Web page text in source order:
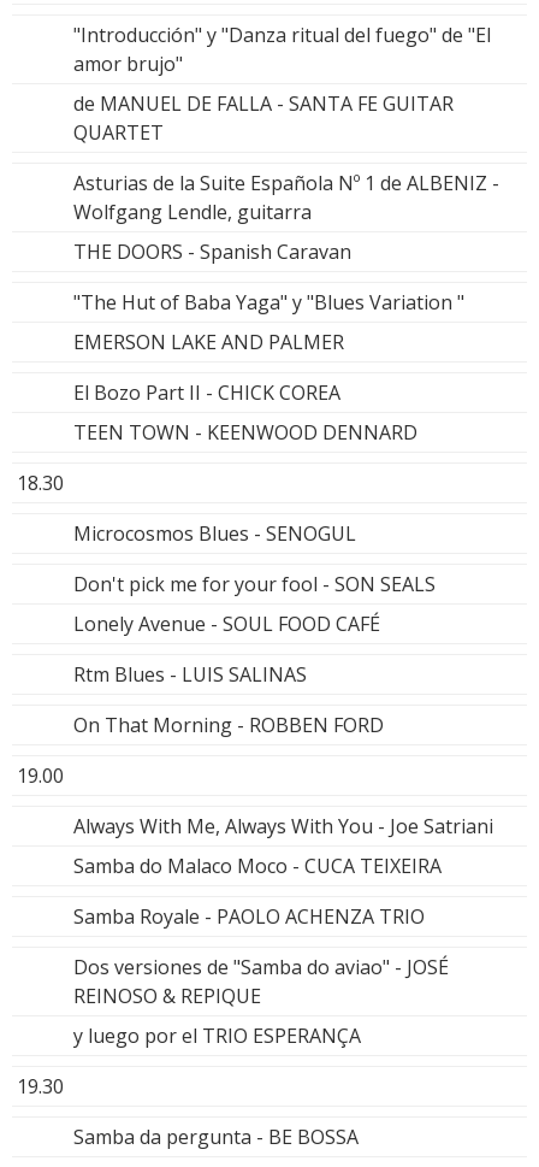
"Introducción" y "Danza ritual del fuego" de "El
amor brujo"
de MANUEL DE FALLA - SANTA FE GUITAR
QUARTET
Asturias de la Suite Española Nº 1 de ALBENIZ -
Wolfgang Lendle, guitarra
THE DOORS - Spanish Caravan
"The Hut of Baba Yaga" y "Blues Variation "
EMERSON LAKE AND PALMER
El Bozo Part II - CHICK COREA
TEEN TOWN - KEENWOOD DENNARD
18.30
Microcosmos Blues - SENOGUL
Don't pick me for your fool - SON SEALS
Lonely Avenue - SOUL FOOD CAFÉ
Rtm Blues - LUIS SALINAS
On That Morning - ROBBEN FORD
19.00
Always With Me, Always With You - Joe Satriani
Samba do Malaco Moco - CUCA TEIXEIRA
Samba Royale - PAOLO ACHENZA TRIO
Dos versiones de "Samba do aviao" - JOSÉ
REINOSO & REPIQUE
y luego por el TRIO ESPERANÇA
19.30
Samba da pergunta - BE BOSSA